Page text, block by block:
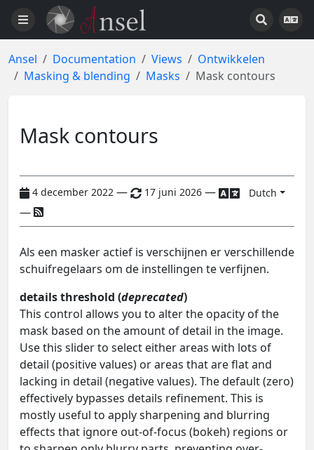
Ansel Documentation Views
Ontwikkelen
Masking & blending
Masks Mask contours
Mask contours
4 december 2022 — 17 juni 2026 — Dutch
—
Als een masker actief is verschijnen er verschillende
schuifregelaars om de instellingen te verfijnen.
details threshold (deprecated)
This control allows you to alter the opacity of the
mask based on the amount of detail in the image.
Use this slider to select either areas with lots of
detail (positive values) or areas that are flat and
lacking in detail (negative values). The default (zero)
effectively bypasses details refinement. This is
mostly useful to apply sharpening and blurring
effects that ignore out-of-focus (bokeh) regions or